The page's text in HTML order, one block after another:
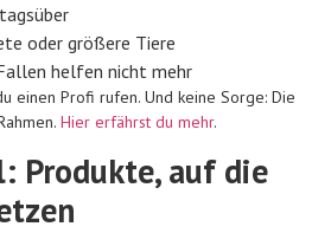
tagsüber
oder größere Tiere
helfen nicht mehr
einen Profi rufen. Und keine Sorge: Die
Hier erfährst du mehr.
Produkte, auf die